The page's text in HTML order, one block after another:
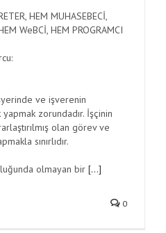
HEM MUHASEBECİ,
WeBCİ, HEM PROGRAMCI
ve işverenin
zorundadır. İşçinin
olan görev ve
sınırlıdır.
olmayan bir […]
0